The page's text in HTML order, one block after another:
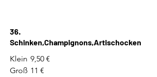
36.
Schinken,Champignons,Artischocken
Klein 9,50 €
Groß 11 €